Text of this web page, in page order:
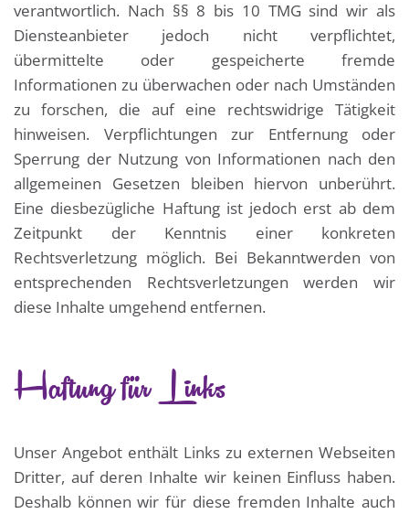
verantwortlich. Nach §§ 8 bis 10 TMG sind wir als
Diensteanbieter jedoch nicht verpflichtet,
übermittelte oder gespeicherte fremde
Informationen zu überwachen oder nach Umständen
zu forschen, die auf eine rechtswidrige Tätigkeit
hinweisen. Verpflichtungen zur Entfernung oder
Sperrung der Nutzung von Informationen nach den
allgemeinen Gesetzen bleiben hiervon unberührt.
Eine diesbezügliche Haftung ist jedoch erst ab dem
Zeitpunkt der Kenntnis einer konkreten
Rechtsverletzung möglich. Bei Bekanntwerden von
entsprechenden Rechtsverletzungen werden wir
diese Inhalte umgehend entfernen.
Haftung für Links
Unser Angebot enthält Links zu externen Webseiten
Dritter, auf deren Inhalte wir keinen Einfluss haben.
Deshalb können wir für diese fremden Inhalte auch